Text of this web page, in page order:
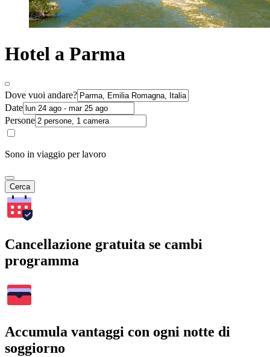
Hotel a Parma
Dove vuoi andare?
Date
Persone
Sono in viaggio per lavoro
Cerca
Cancellazione gratuita se cambi
programma
Accumula vantaggi con ogni notte di
soggiorno